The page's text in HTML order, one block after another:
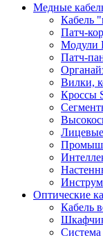
Медные
Кабель
Патч-
Модули
Патч-
Вилки,
Кроссы
Оптические
Кабель